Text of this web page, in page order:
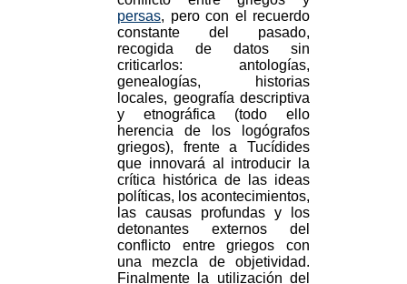
persas, pero con el recuerdo
constante del pasado,
recogida de datos sin
criticarlos: antologías,
genealogías, historias
locales, geografía descriptiva
y etnográfica (todo ello
herencia de los logógrafos
griegos), frente a Tucídides
que innovará al introducir la
crítica histórica de las ideas
políticas, los acontecimientos,
las causas profundas y los
detonantes externos del
conflicto entre griegos con
una mezcla de objetividad.
Finalmente la utilización del